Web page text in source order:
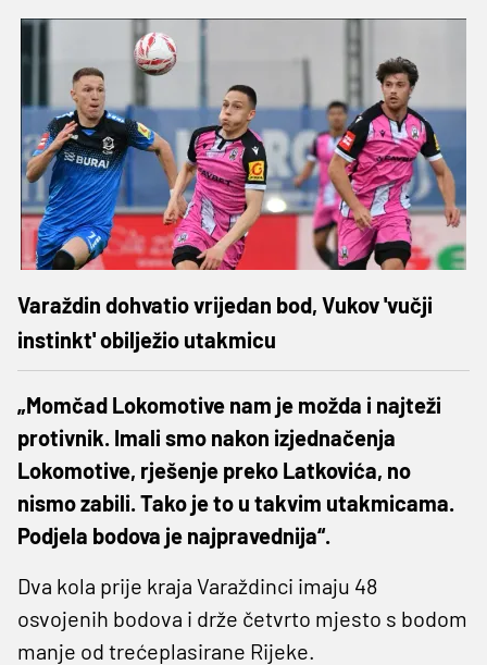
Varaždin dohvatio vrijedan bod, Vukov 'vučji
instinkt' obilježio utakmicu
„Momčad Lokomotive nam je možda i najteži
protivnik. Imali smo nakon izjednačenja
Lokomotive, rješenje preko Latkovića, no
nismo zabili. Tako je to u takvim utakmicama.
Podjela bodova je najpravednija“.
Dva kola prije kraja Varaždinci imaju 48
osvojenih bodova i drže četvrto mjesto s bodom
manje od trećeplasirane Rijeke.